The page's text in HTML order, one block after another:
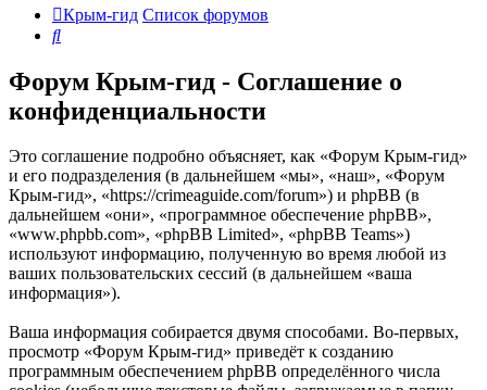
Крым-гид Список форумов
Поиск
Форум Крым-гид - Соглашение о
конфиденциальности
Это соглашение подробно объясняет, как «Форум Крым-гид»
и его подразделения (в дальнейшем «мы», «наш», «Форум
Крым-гид», «https://crimeaguide.com/forum») и phpBB (в
дальнейшем «они», «программное обеспечение phpBB»,
«www.phpbb.com», «phpBB Limited», «phpBB Teams»)
используют информацию, полученную во время любой из
ваших пользовательских сессий (в дальнейшем «ваша
информация»).
Ваша информация собирается двумя способами. Во-первых,
просмотр «Форум Крым-гид» приведёт к созданию
программным обеспечением phpBB определённого числа